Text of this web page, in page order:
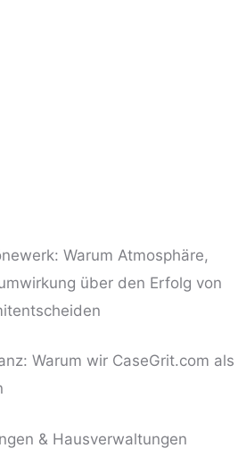
Warum Atmosphäre,
über den Erfolg von
Warum wir CaseGrit.com als
& Hausverwaltungen